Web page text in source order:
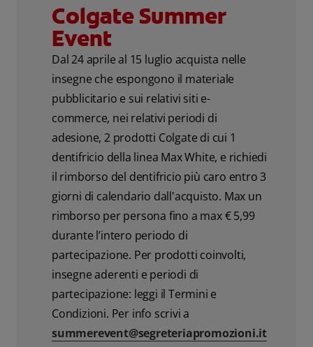
Colgate Summer
Event
Dal 24 aprile al 15 luglio acquista nelle
insegne che espongono il materiale
pubblicitario e sui relativi siti e-
commerce, nei relativi periodi di
adesione, 2 prodotti Colgate di cui 1
dentifricio della linea Max White, e richiedi
il rimborso del dentifricio più caro entro 3
giorni di calendario dall'acquisto. Max un
rimborso per persona fino a max € 5,99
durante l’intero periodo di
partecipazione. Per prodotti coinvolti,
insegne aderenti e periodi di
partecipazione: leggi il Termini e
Condizioni. Per info scrivi a
summerevent@segreteriapromozioni.it